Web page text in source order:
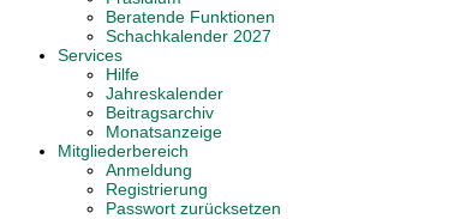
Beratende Funktionen
Schachkalender 2027
Services
Hilfe
Jahreskalender
Beitragsarchiv
Monatsanzeige
Mitgliederbereich
Anmeldung
Registrierung
Passwort zurücksetzen